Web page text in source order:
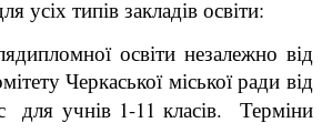
типів закладів освіти:
освіти незалежно від
Черкаської міської ради від
для учнів 1-11 класів. Терміни